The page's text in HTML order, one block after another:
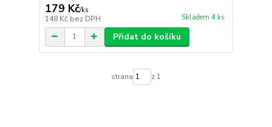
179 Kč/ks
148 Kč bez DPH Skladem 4 ks
Přidat do košíku
strana z 1